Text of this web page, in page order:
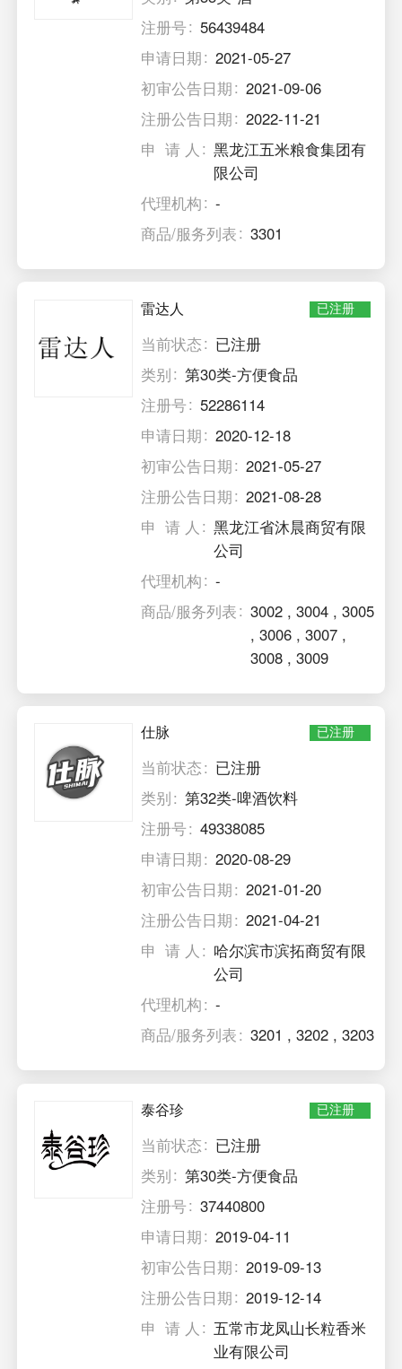
注册号
56439484
申请日期
2021-05-27
初审公告日期
2021-09-06
注册公告日期
2022-11-21
申 请 人
黑龙江五米粮食集团有
限公司
代理机构
-
商品/服务列表
3301
雷达人 已注册
当前状态
已注册
类别
第30类-方便食品
注册号
52286114
申请日期
2020-12-18
初审公告日期
2021-05-27
注册公告日期
2021-08-28
申 请 人
黑龙江省沐晨商贸有限
公司
代理机构
-
商品/服务列表
3002 ,3004 ,3005
,3006 ,3007 ,
3008 ,3009
仕脉 已注册
当前状态
已注册
类别
第32类-啤酒饮料
注册号
49338085
申请日期
2020-08-29
初审公告日期
2021-01-20
注册公告日期
2021-04-21
申 请 人
哈尔滨市滨拓商贸有限
公司
代理机构
-
商品/服务列表
3201 ,3202 ,3203
泰谷珍 已注册
当前状态
已注册
类别
第30类-方便食品
注册号
37440800
申请日期
2019-04-11
初审公告日期
2019-09-13
注册公告日期
2019-12-14
申 请 人
五常市龙凤山长粒香米
业有限公司